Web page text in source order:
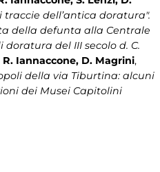
traccie dell’antica doratura".
della defunta alla Centrale
del III secolo d. C.
Iannaccone, D. Magrini,
della via Tiburtina: alcuni
dei Musei Capitolini